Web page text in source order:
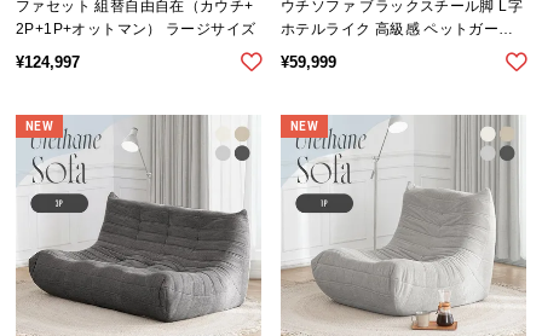
会
員
約
に
つ
い
ファセット 組替自由自在（カウチ+
2P+1P+オットマン） ラージサイズ
¥124,997
ウチソファ ブラックスチール脚 L字
ホテルライク 高級感 ペットガード
¥59,999
NEW NEW